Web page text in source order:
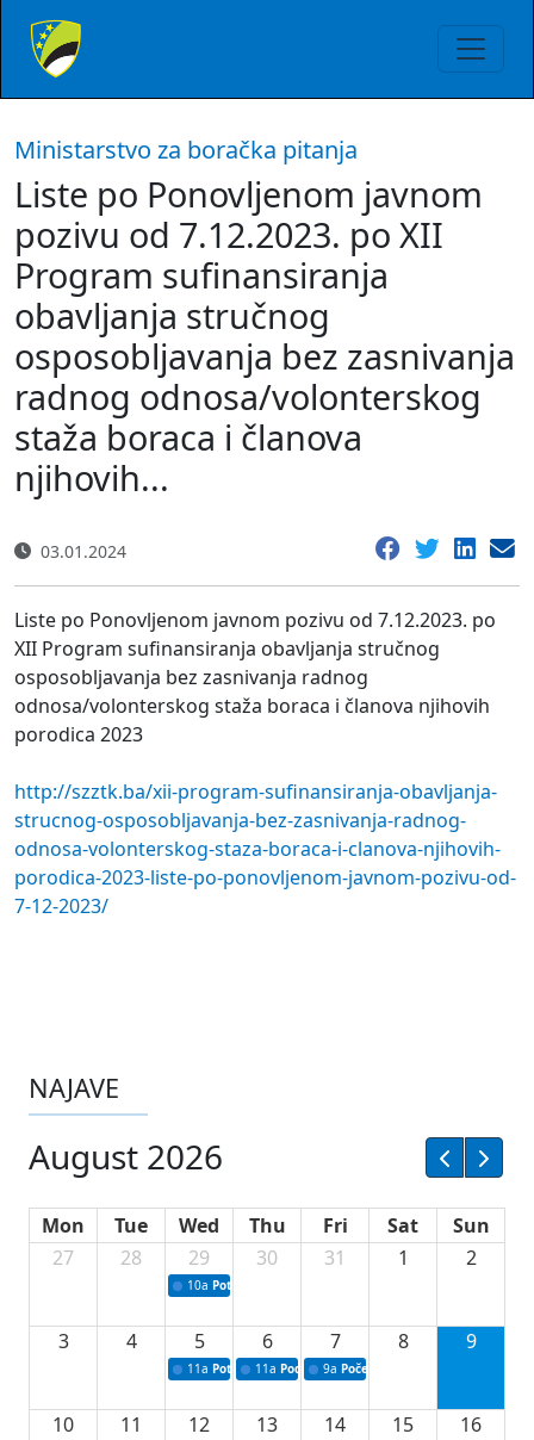
Ministarstvo za boračka pitanja
Liste po Ponovljenom javnom
pozivu od 7.12.2023. po XII
Program sufinansiranja
obavljanja stručnog
osposobljavanja bez zasnivanja
radnog odnosa/volonterskog
staža boraca i članova
njihovih...
03.01.2024
Liste po Ponovljenom javnom pozivu od 7.12.2023. po
XII Program sufinansiranja obavljanja stručnog
osposobljavanja bez zasnivanja radnog
odnosa/volonterskog staža boraca i članova njihovih
porodica 2023
http://szztk.ba/xii-program-sufinansiranja-obavljanja-
strucnog-osposobljavanja-bez-zasnivanja-radnog-
odnosa-volonterskog-staza-boraca-i-clanova-njihovih-
porodica-2023-liste-po-ponovljenom-javnom-pozivu-od-
7-12-2023/
NAJAVE
August 2026
Mon Tue Wed Thu Fri Sat
Sun
27
28 29
10a Potpisivanje ugovora sa neprofitnim
30 31 1 2
3 4 5
11a Potpisivanje ugovora o stipendijama za
6
11a Podrška razvoju vodne infrastrukture u
7
9a Početak izgradnje nove
8 9
10 11 12 13 14 15 16